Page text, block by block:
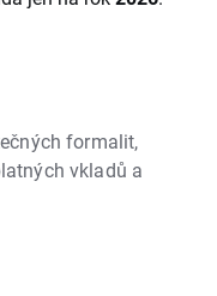
formalit,
vkladů a